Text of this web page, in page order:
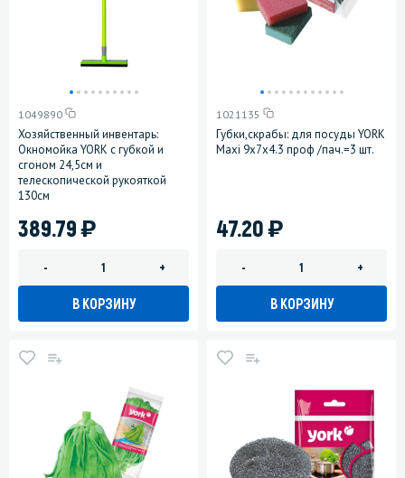
1049890
Хозяйственный инвентарь:
Окномойка YORK с губкой и
сгоном 24,5см и
телескопической рукояткой
130см
389.79)
- +
В КОРЗИНУ
1021135
Губки,скрабы: для посуды YORK
Maxi 9х7х4.3 проф /пач.=3 шт.
47.20)
- +
В КОРЗИНУ